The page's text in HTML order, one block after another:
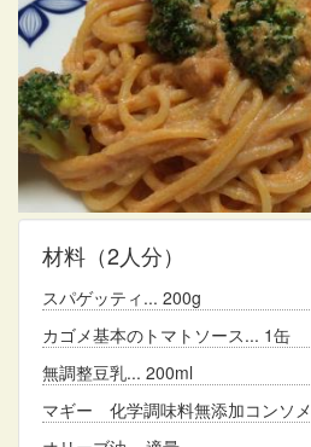
材料 （2人分）
スパゲッティ
200g
カゴメ基本のトマトソース
1缶
無調整豆乳
200ml
マギー 化学調味料無添加コンソメ